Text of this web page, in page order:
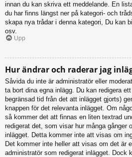
innan du kan skriva ett meddelande. En
du har finns längst ner på kategori- och
skapa nya trådar i denna kategori, Du kan
osv.
Upp
Hur ändrar och raderar jag
Såvida du inte är administratör eller
ta bort dina egna inlägg. Du kan redigera
begränsad tid från det att inlägget gjorts)
knappen för det relevanta inlägget. Om
så kommer det att finnas en liten textrad
redigerat det, som visar hur många gånger
inlägget. Detta kommer inte att visas om
Det kommer inte heller att visas om det är
administratör som redigerat inlägget. Dock